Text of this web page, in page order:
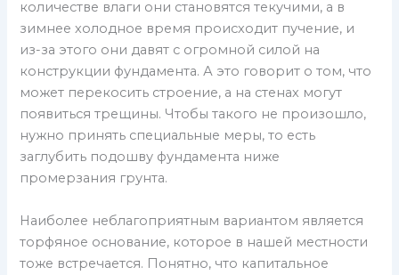
количестве влаги они становятся текучими, а в
зимнее холодное время происходит пучение, и
из-за этого они давят с огромной силой на
конструкции фундамента. А это говорит о том, что
может перекосить строение, а на стенах могут
появиться трещины. Чтобы такого не произошло,
нужно принять специальные меры, то есть
заглубить подошву фундамента ниже
промерзания грунта.
Наиболее неблагоприятным вариантом является
торфяное основание, которое в нашей местности
тоже встречается. Понятно, что капитальное